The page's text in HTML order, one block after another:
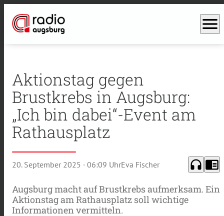
menu
Aktionstag gegen
Brustkrebs in Augsburg:
„Ich bin dabei“-Event am
Rathausplatz
20. September 2025 · 06:09 UhrEva Fischer headphones chrome_reader_mode
Augsburg macht auf Brustkrebs aufmerksam. Ein
Aktionstag am Rathausplatz soll wichtige
Informationen vermitteln.